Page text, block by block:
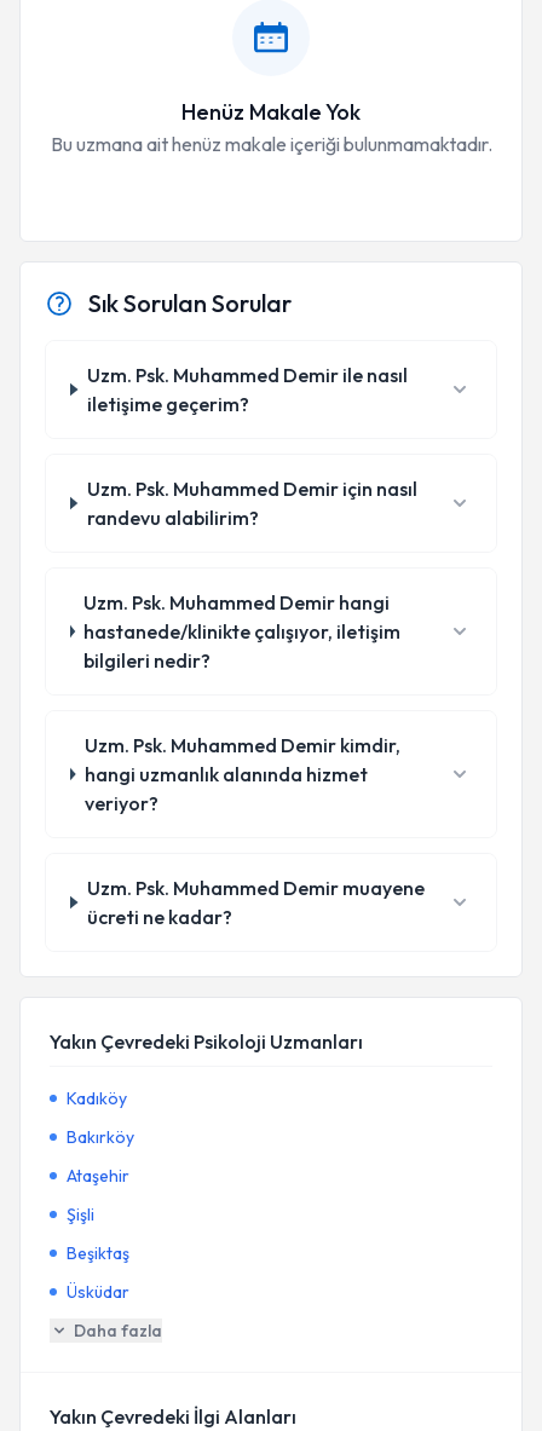
Henüz Makale Yok
Bu uzmana ait henüz makale içeriği bulunmamaktadır.
Sık Sorulan Sorular
Uzm. Psk. Muhammed Demir ile nasıl
iletişime geçerim?
Uzm. Psk. Muhammed Demir için nasıl
randevu alabilirim?
Uzm. Psk. Muhammed Demir hangi
hastanede/klinikte çalışıyor, iletişim
bilgileri nedir?
Uzm. Psk. Muhammed Demir kimdir,
hangi uzmanlık alanında hizmet
veriyor?
Uzm. Psk. Muhammed Demir muayene
ücreti ne kadar?
Yakın Çevredeki Psikoloji Uzmanları
Kadıköy
Bakırköy
Ataşehir
Şişli
Beşiktaş
Üsküdar
Daha fazla
Yakın Çevredeki İlgi Alanları